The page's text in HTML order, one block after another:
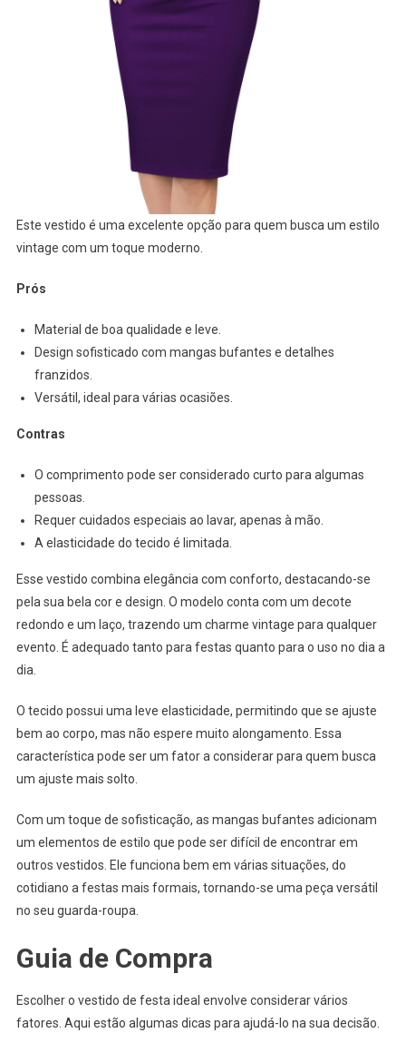
Este vestido é uma excelente opção para quem busca um estilo
vintage com um toque moderno.
Prós
Material de boa qualidade e leve.
Design sofisticado com mangas bufantes e detalhes
franzidos.
Versátil, ideal para várias ocasiões.
Contras
O comprimento pode ser considerado curto para algumas
pessoas.
Requer cuidados especiais ao lavar, apenas à mão.
A elasticidade do tecido é limitada.
Esse vestido combina elegância com conforto, destacando-se
pela sua bela cor e design. O modelo conta com um decote
redondo e um laço, trazendo um charme vintage para qualquer
evento. É adequado tanto para festas quanto para o uso no dia a
dia.
O tecido possui uma leve elasticidade, permitindo que se ajuste
bem ao corpo, mas não espere muito alongamento. Essa
característica pode ser um fator a considerar para quem busca
um ajuste mais solto.
Com um toque de sofisticação, as mangas bufantes adicionam
um elementos de estilo que pode ser difícil de encontrar em
outros vestidos. Ele funciona bem em várias situações, do
cotidiano a festas mais formais, tornando-se uma peça versátil
no seu guarda-roupa.
Guia de Compra
Escolher o vestido de festa ideal envolve considerar vários
fatores. Aqui estão algumas dicas para ajudá-lo na sua decisão.